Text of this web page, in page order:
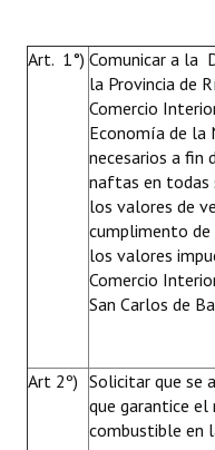
Art. 1°) Comunicar a la
la Provincia de
Comercio
Economía de la
necesarios a fin
naftas en todas
los valores de
cumplimento de
los valores
Comercio
San Carlos de
Art 2º) Solicitar que se
que garantice
combustible en